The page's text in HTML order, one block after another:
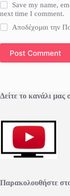
Save my name,
next time I comment.
Αποδέχομαι την
Post Comment
Δείτε το κανάλι μας
Παρακολουθήστε